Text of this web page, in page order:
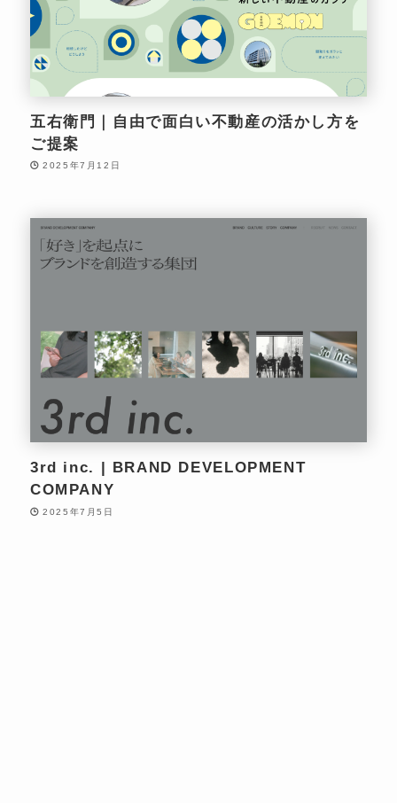
五右衛門｜自由で面白い不動産の活かし方を
ご提案
2025年7月12日
3rd inc. | BRAND DEVELOPMENT
COMPANY
2025年7月5日